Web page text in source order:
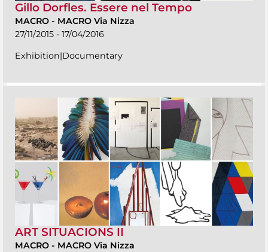
Gillo Dorfles. Essere nel Tempo
MACRO - MACRO Via Nizza
27/11/2015 - 17/04/2016
Exhibition|Documentary
ART SITUACIONS II
MACRO - MACRO Via Nizza